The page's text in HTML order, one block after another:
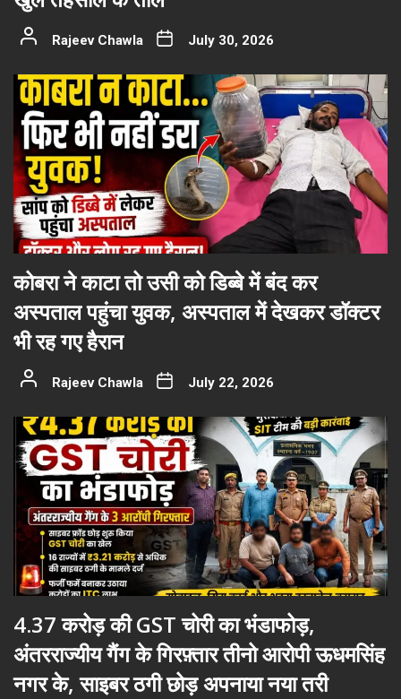
Rajeev Chawla July 30, 2026
कोबरा ने काटा तो उसी को डिब्बे में बंद कर
अस्पताल पहुंचा युवक, अस्पताल में देखकर डॉक्टर
भी रह गए हैरान
Rajeev Chawla July 22, 2026
4.37 करोड़ की GST चोरी का भंडाफोड़,
अंतरराज्यीय गैंग के गिरफ़्तार तीनो आरोपी ऊधमसिंह
नगर के, साइबर ठगी छोड़ अपनाया नया तरी